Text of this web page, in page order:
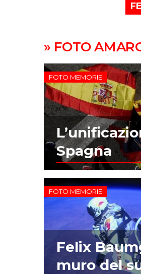
» FOTO
FOTO MEMORIE
Spagna
FOTO MEMORIE
Felix
muro del